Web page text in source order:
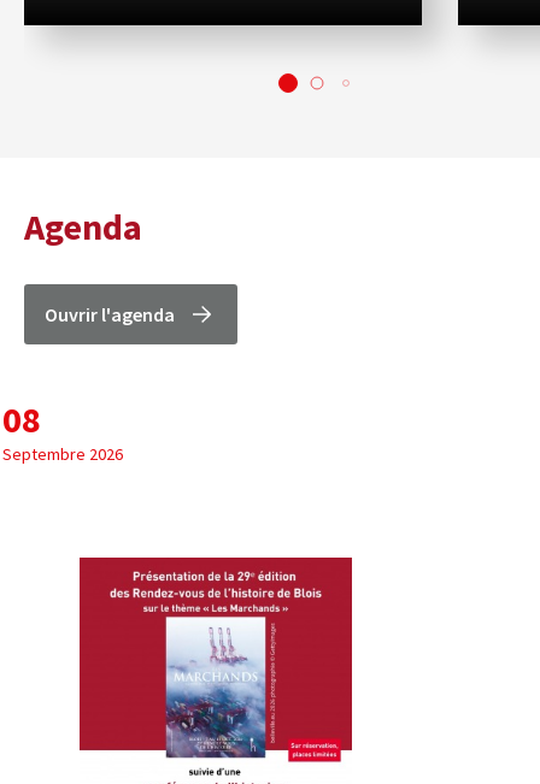
Agenda
Ouvrir l'agenda
08
Septembre 2026